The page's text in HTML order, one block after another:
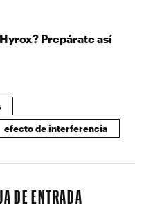
Prepárate así
efecto de interferencia
DE ENTRADA